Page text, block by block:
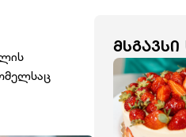
ᲛᲡᲒᲐᲕᲡᲘ